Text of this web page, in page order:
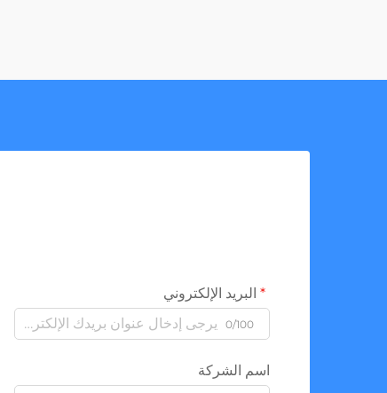
البريد الإلكتروني
0/100
اسم الشركة